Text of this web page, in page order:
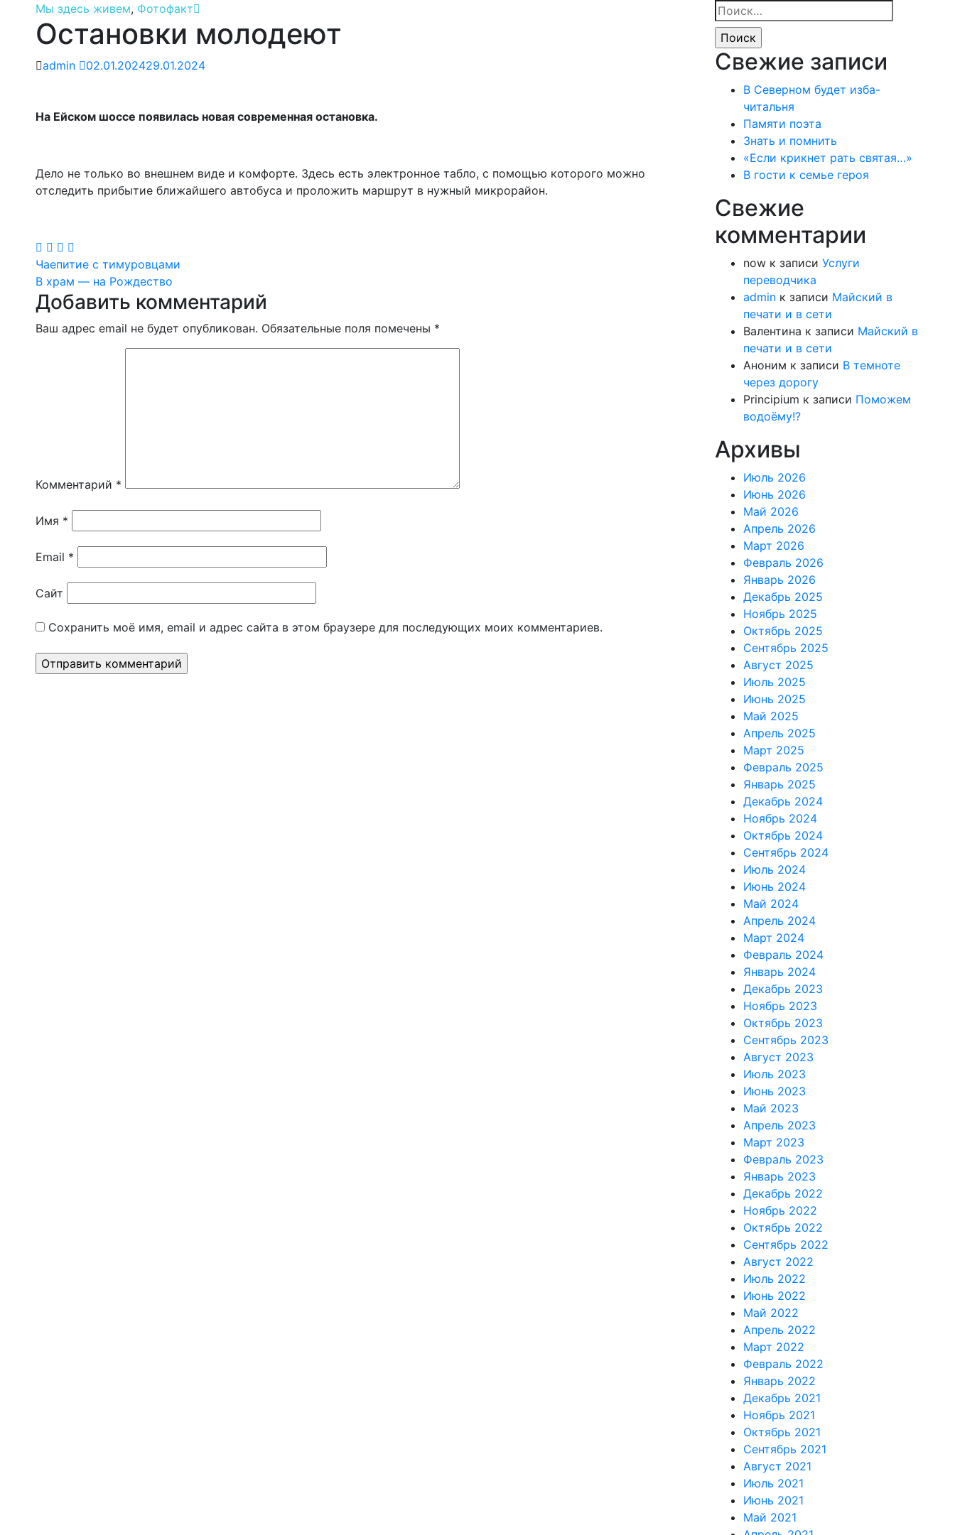
Мы здесь живем, Фотофакт
Остановки молодеют
admin 02.01.202429.01.2024
На Ейском шоссе появилась новая современная остановка.
Дело не только во внешнем виде и комфорте. Здесь есть электронное табло, с помощью которого можно
отследить прибытие ближайшего автобуса и проложить маршрут в нужный микрорайон.
Навигация
по
записям
Чаепитие с тимуровцами
В храм — на Рождество
Добавить комментарий
Ваш адрес email не будет опубликован. Обязательные поля помечены *
Комментарий *
Имя *
Email *
Сайт
Сохранить моё имя, email и адрес сайта в этом браузере для последующих моих комментариев.
Найти:
Свежие записи
В Северном будет изба-
читальня
Памяти поэта
Знать и помнить
«Если крикнет рать святая…»
В гости к семье героя
Свежие
комментарии
nowк записи Услуги
переводчика
adminк записи Майский в
печати и в сети
Валентина к записи Майский в
печати и в сети
Аноним к записи В темноте
через дорогу
Principium к записи Поможем
водоёму!?
Архивы
Июль 2026
Июнь 2026
Май 2026
Апрель 2026
Март 2026
Февраль 2026
Январь 2026
Декабрь 2025
Ноябрь 2025
Октябрь 2025
Сентябрь 2025
Август 2025
Июль 2025
Июнь 2025
Май 2025
Апрель 2025
Март 2025
Февраль 2025
Январь 2025
Декабрь 2024
Ноябрь 2024
Октябрь 2024
Сентябрь 2024
Июль 2024
Июнь 2024
Май 2024
Апрель 2024
Март 2024
Февраль 2024
Январь 2024
Декабрь 2023
Ноябрь 2023
Октябрь 2023
Сентябрь 2023
Август 2023
Июль 2023
Июнь 2023
Май 2023
Апрель 2023
Март 2023
Февраль 2023
Январь 2023
Декабрь 2022
Ноябрь 2022
Октябрь 2022
Сентябрь 2022
Август 2022
Июль 2022
Июнь 2022
Май 2022
Апрель 2022
Март 2022
Февраль 2022
Январь 2022
Декабрь 2021
Ноябрь 2021
Октябрь 2021
Сентябрь 2021
Август 2021
Июль 2021
Июнь 2021
Май 2021